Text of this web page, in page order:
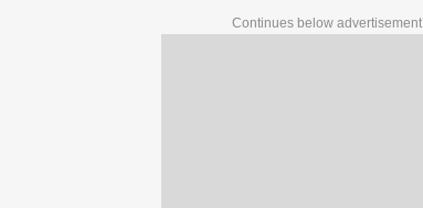
Continues below advertisement